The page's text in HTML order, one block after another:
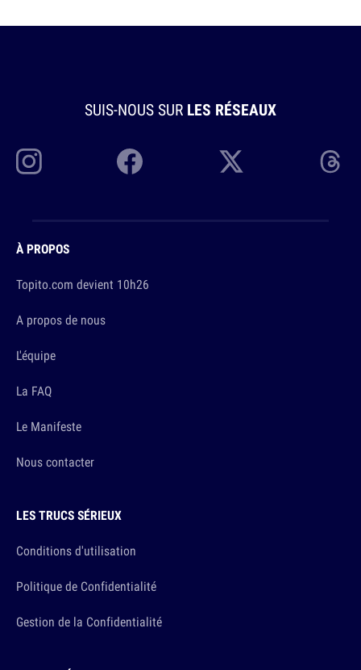
SUIS-NOUS SUR LES RÉSEAUX
À PROPOS
Topito.com devient 10h26
A propos de nous
L'équipe
La FAQ
Le Manifeste
Nous contacter
LES TRUCS SÉRIEUX
Conditions d'utilisation
Politique de Confidentialité
Gestion de la Confidentialité